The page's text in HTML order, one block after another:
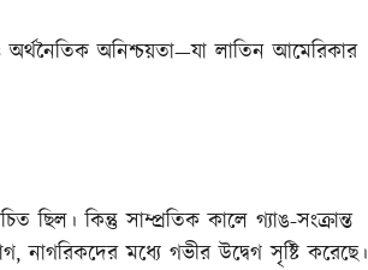
অনিশ্চয়তা—যা লাতিন আমেরিকার
ছিল। কিন্তু সাম্প্রতিক কালে গ্যাঙ-সংক্রান্ত
মধ্যে গভীর উদ্বেগ সৃষ্টি করেছে।